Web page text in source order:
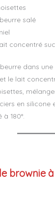
salé
concentré
dans
le lait
en silicone
180°.
brownie